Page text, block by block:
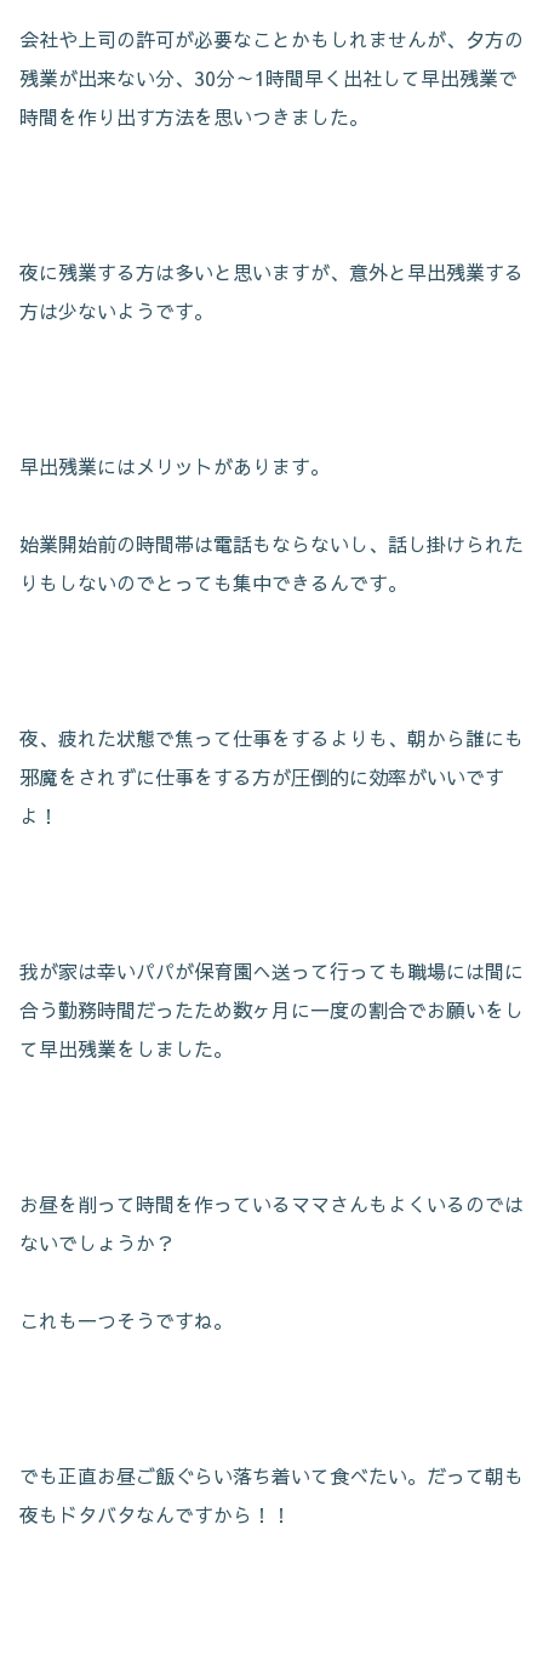
会社や上司の許可が必要なことかもしれませんが、夕方の
残業が出来ない分、30分～1時間早く出社して早出残業で
時間を作り出す方法を思いつきました。
夜に残業する方は多いと思いますが、意外と早出残業する
方は少ないようです。
早出残業にはメリットがあります。
始業開始前の時間帯は電話もならないし、話し掛けられた
りもしないのでとっても集中できるんです。
夜、疲れた状態で焦って仕事をするよりも、朝から誰にも
邪魔をされずに仕事をする方が圧倒的に効率がいいです
よ！
我が家は幸いパパが保育園へ送って行っても職場には間に
合う勤務時間だったため数ヶ月に一度の割合でお願いをし
て早出残業をしました。
お昼を削って時間を作っているママさんもよくいるのでは
ないでしょうか？
これも一つそうですね。
でも正直お昼ご飯ぐらい落ち着いて食べたい。だって朝も
夜もドタバタなんですから！！